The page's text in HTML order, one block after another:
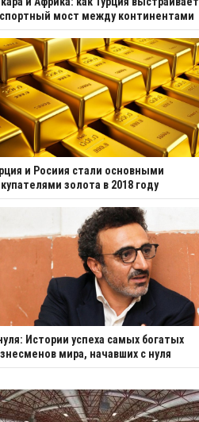
мост между континентами
и Росиия стали основными
золота в 2018 году
Истории успеха самых богатых
мира, начавших с нуля